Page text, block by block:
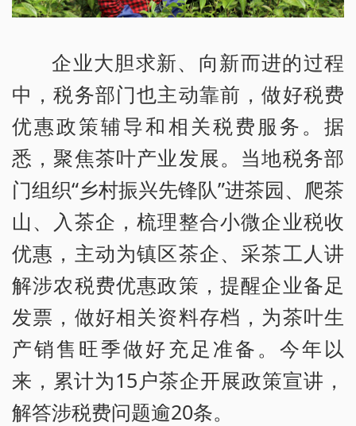
企业大胆求新、向新而进的过程
中，税务部门也主动靠前，做好税费
优惠政策辅导和相关税费服务。据
悉，聚焦茶叶产业发展。当地税务部
门组织“乡村振兴先锋队”进茶园、爬茶
山、入茶企，梳理整合小微企业税收
优惠，主动为镇区茶企、采茶工人讲
解涉农税费优惠政策，提醒企业备足
发票，做好相关资料存档，为茶叶生
产销售旺季做好充足准备。今年以
来，累计为15户茶企开展政策宣讲，
解答涉税费问题逾20条。